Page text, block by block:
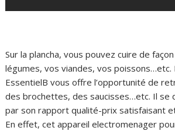
Sur la plancha, vous pouvez cuire de
légumes, vos viandes, vos poissons…etc.
EssentielB vous offre l’opportunité de
des brochettes, des saucisses…etc. Il se
par son rapport qualité-prix satisfaisant
En effet, cet appareil electromenager